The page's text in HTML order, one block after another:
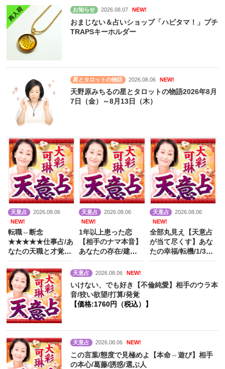
お知らせ 2026.08.07 NEW!
おまじない＆占いショップ「ハピタマ！」プチ
TRAPSキーホルダー
星とタロットの物語 2026.08.06 NEW!
天野原みちるの星とタロットの物語2026年8月
7日（金）～8月13日（木）
天意占
2026.08.06
NEW!
転職⇔断念
★★★★★仕事占/あ
なたの天職と才覚/
成功/味方/生涯資産
【価格:1320円（税
込）】
天意占
2026.08.06
NEW!
1年以上患った恋
【相手のナマ本音】
あなたの存在/建前/
心に決めた人【価
格:990円（税込）】
天意占
2026.08.06
NEW!
全部丸見え【天意占
が当て尽くす】あな
たの幸福/転機/1/3/5
年後/晩年【価
込）】
天意占 2026.08.06 NEW!
いけない、でも好き【不倫純愛】相手のウラ本
音/狡い欲望/打算/発覚
【価格:1760円（税込）】
天意占 2026.08.06 NEW!
この言葉/態度で見極めよ【本命⇔遊び】相手
の本心/葛藤/誘惑/選ぶ人